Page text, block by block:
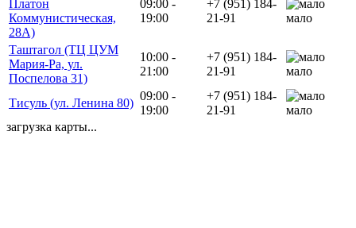
Платон
Коммунистическая,
28А)
09:00 -
19:00
+7 (951) 184-
21-91
мало
Таштагол (ТЦ ЦУМ
Мария-Ра, ул.
Поспелова 31)
10:00 -
21:00
+7 (951) 184-
21-91
мало
Тисуль (ул. Ленина 80)
09:00 -
19:00
+7 (951) 184-
21-91
мало
загрузка карты...